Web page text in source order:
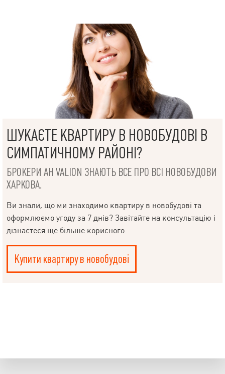
ШУКАЄТЕ КВАРТИРУ В НОВОБУДОВІ В
СИМПАТИЧНОМУ РАЙОНІ?
БРОКЕРИ АН VALION ЗНАЮТЬ ВСЕ ПРО ВСІ НОВОБУДОВИ
ХАРКОВА.
Ви знали, що ми знаходимо квартиру в новобудові та
оформлюємо угоду за 7 днів? Завітайте на консультацію і
дізнаєтеся ще більше корисного.
Купити квартиру в новобудові